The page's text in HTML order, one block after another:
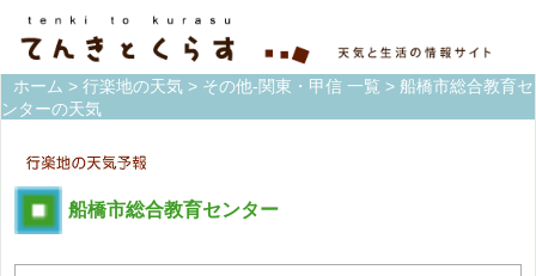
ホーム > 行楽地の天気 > その他-関東・甲信 一覧 > 船橋市総合教育セ
ンターの天気
船橋市総合教育センター